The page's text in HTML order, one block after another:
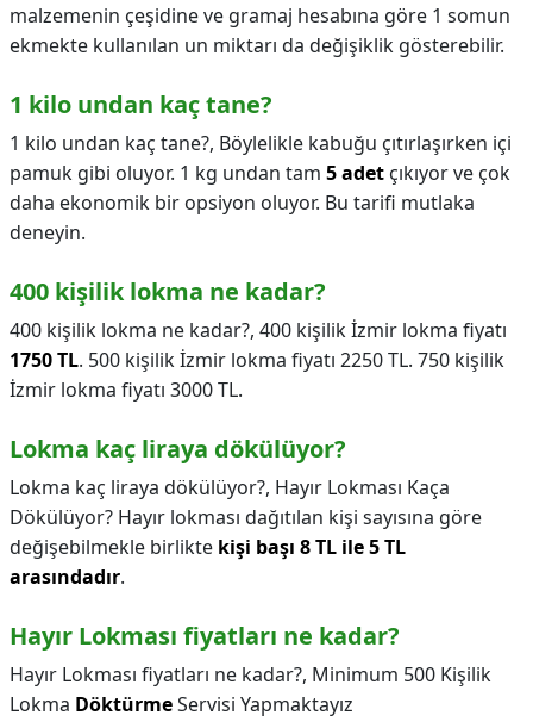
malzemenin çeşidine ve gramaj hesabına göre 1 somun
ekmekte kullanılan un miktarı da değişiklik gösterebilir.
1 kilo undan kaç tane?
1 kilo undan kaç tane?, Böylelikle kabuğu çıtırlaşırken içi
pamuk gibi oluyor. 1 kg undan tam 5 adet çıkıyor ve çok
daha ekonomik bir opsiyon oluyor. Bu tarifi mutlaka
deneyin.
400 kişilik lokma ne kadar?
400 kişilik lokma ne kadar?, 400 kişilik İzmir lokma fiyatı
1750 TL. 500 kişilik İzmir lokma fiyatı 2250 TL. 750 kişilik
İzmir lokma fiyatı 3000 TL.
Lokma kaç liraya dökülüyor?
Lokma kaç liraya dökülüyor?, Hayır Lokması Kaça
Dökülüyor? Hayır lokması dağıtılan kişi sayısına göre
değişebilmekle birlikte kişi başı 8 TL ile 5 TL
arasındadır.
Hayır Lokması fiyatları ne kadar?
Hayır Lokması fiyatları ne kadar?, Minimum 500 Kişilik
Lokma DöktürmeServisi Yapmaktayız